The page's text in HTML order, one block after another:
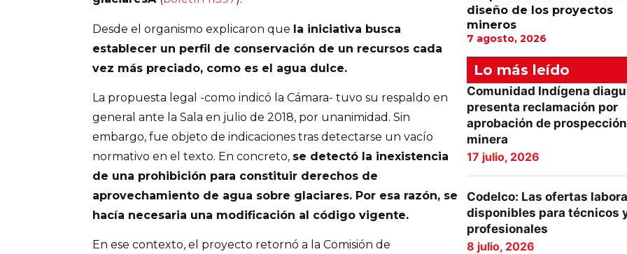
Desde el organismo explicaron que la iniciativa busca
establecer un perfil de conservación de un recursos cada
vez más preciado, como es el agua dulce.
La propuesta legal -como indicó la Cámara- tuvo su respaldo en
general ante la Sala en julio de 2018, por unanimidad. Sin
embargo, fue objeto de indicaciones tras detectarse un vacío
normativo en el texto. En concreto, se detectó la inexistencia
de una prohibición para constituir derechos de
aprovechamiento de agua sobre glaciares. Por esa razón, se
hacía necesaria una modificación al código vigente.
En ese contexto, el proyecto retornó a la Comisión de
diseño de los proyectos
mineros
7 agosto, 2026
Lo más leído
Comunidad Indígena
presenta reclamación por
aprobación de prospección
minera
17 julio, 2026
Codelco: Las ofertas
disponibles para técnicos
profesionales
8 julio, 2026